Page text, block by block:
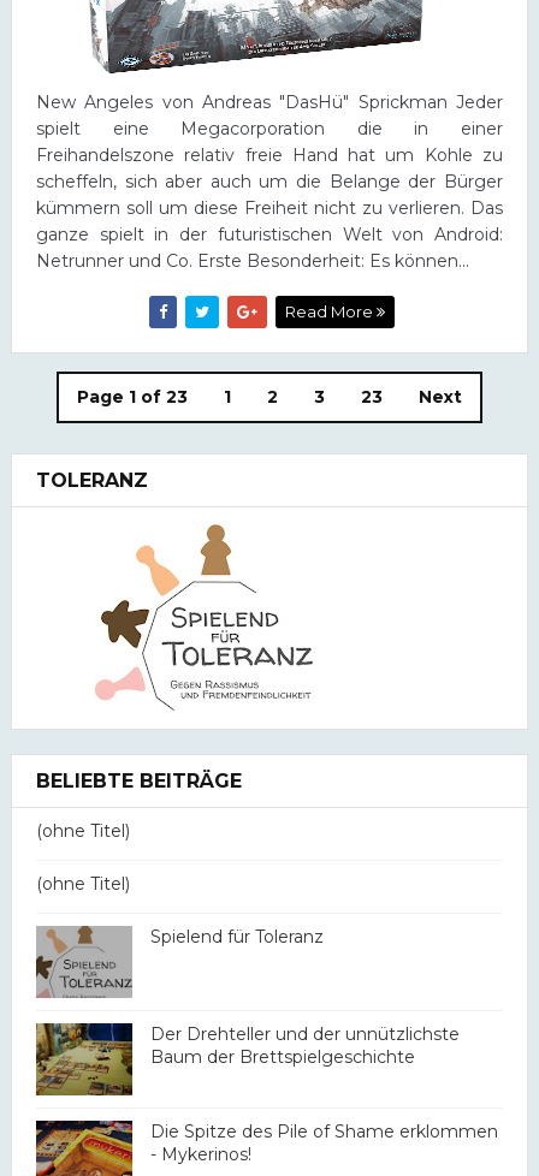
New Angeles von Andreas "DasHü" Sprickman Jeder
spielt eine Megacorporation die in einer
Freihandelszone relativ freie Hand hat um Kohle zu
scheffeln, sich aber auch um die Belange der Bürger
kümmern soll um diese Freiheit nicht zu verlieren. Das
ganze spielt in der futuristischen Welt von Android:
Netrunner und Co. Erste Besonderheit: Es können...
Read More
Page 1 of 23 1 2 3 23 Next
TOLERANZ
BELIEBTE BEITRÄGE
(ohne Titel)
(ohne Titel)
Spielend für Toleranz
Der Drehteller und der unnützlichste
Baum der Brettspielgeschichte
Die Spitze des Pile of Shame erklommen
- Mykerinos!